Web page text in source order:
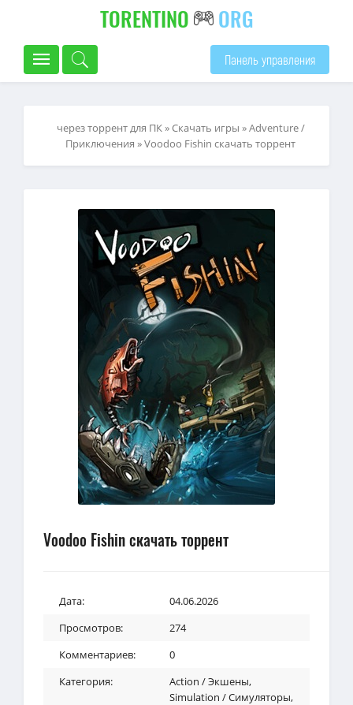
TORENTINO ORG
Панель управления
через торрент для ПК»Скачать игры »Adventure /
Приключения » Voodoo Fishin скачать торрент
Voodoo Fishin скачать торрент
Дата:
04.06.2026
Просмотров:
274
Комментариев:
0
Категория:
Action / Экшены,
Simulation / Симуляторы,